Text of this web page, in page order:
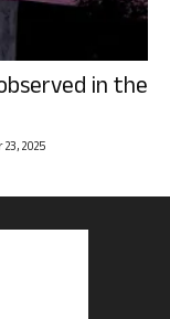
in the
23, 2025